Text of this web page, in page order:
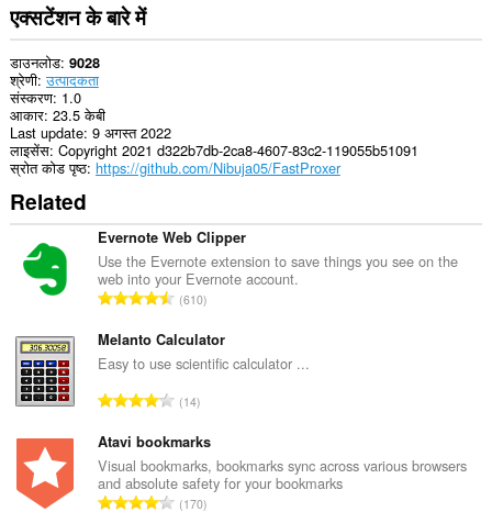
पहुँच
प्राप्त
कर
सकता
है।
एक्सटेंशन के बारे में
डाउनलोड 9028
श्रेणी उत्पादकता
संस्करण 1.0
आकार 23.5 केबी
Last update 9 अगस्त 2022
लाइसेंस Copyright 2021 d322b7db-2ca8-4607-83c2-119055b51091
स्रोत कोड पृष्ठ https://github.com/Nibuja05/FastProxer
Related
Evernote Web Clipper
Use the Evernote extension to save things you see on the
web into your Evernote account.
रे
ग
की
ल
ख्या
:
610
Melanto Calculator
Easy to use scientific calculator ...
रे
ग
की
कु
ल
14
Atavi bookmarks
Visual bookmarks, bookmarks sync across various browsers
and absolute safety for your bookmarks
रे 170